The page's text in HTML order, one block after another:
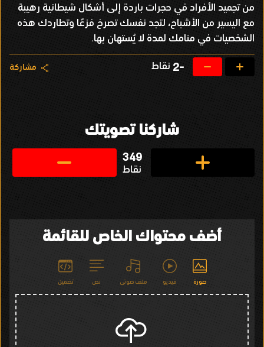
من تجميد الأفراد في حجرات باردة إلى أشكال شيطانية رهيبة
مع اليسير من الأشباح، لتجد نفسك تصرخ فزعًا وتطاردك هذه
الشخصيات في منامك لمدة لا يُستهان بها.
-2 نقاط مشاركة
شاركنا تصويتك
349
نقاط
أضف محتواك الخاص للقائمة
صورة فيديو ملف صوتى نص تضمين